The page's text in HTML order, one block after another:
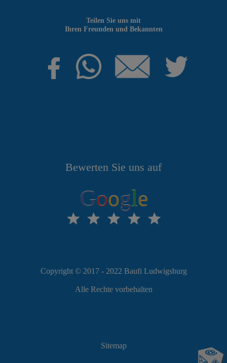
Bewerten Sie uns auf
Google
Teilen Sie uns mit
Ihren Freunden und Bekannten
Copyright © 2017 - 2022 Baufi Ludwigsburg
Alle Rechte vorbehalten
Sitemap